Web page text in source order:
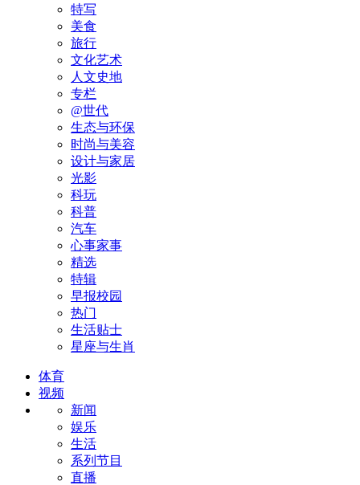
特写
美食
旅行
文化艺术
人文史地
专栏
@世代
生态与环保
时尚与美容
设计与家居
光影
科玩
科普
汽车
心事家事
精选
特辑
早报校园
热门
生活贴士
星座与生肖
体育
视频
新闻
娱乐
生活
系列节目
直播